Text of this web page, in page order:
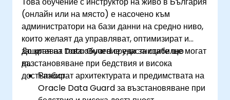
след него.
Да развият умения за отстраняване на
проблеми, за да се справят с често срещани
проблеми по време на инсталиране и
надграждане.
Да прилагат най-добри практики за
инсталиране и надграждане на Oracle
Database, за да осигурят гладко и успешно
(онлайн или на място) е насочено към
администратори на бази данни на средно ниво,
които желаят да управляват, оптимизират и
защитават Data Guard среди за стабилно
възстановяване при бедствия и висока
достъпност.
До края на това обучение участниците ще могат
да:
Разбират архитектурата и предимствата на
Oracle Data Guard за възстановяване при